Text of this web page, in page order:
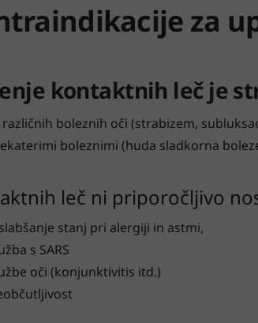
za
kontaktnih leč je
boleznih oči (strabizem,
boleznimi (huda sladkorna
leč ni priporočljivo
stanj pri alergiji in astmi,
s SARS
oči (konjunktivitis itd.)